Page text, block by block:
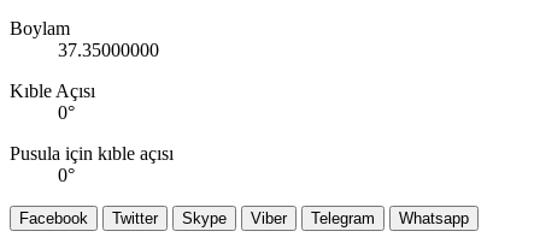
Boylam
37.35000000
Kıble Açısı
0°
Pusula için kıble açısı
0°
Facebook Twitter Skype Viber Telegram Whatsapp